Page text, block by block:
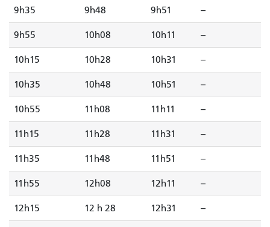
9h35 9h48 9h51 --
9h55 10h08 10h11 --
10h15 10h28 10h31 --
10h35 10h48 10h51 --
10h55 11h08 11h11 --
11h15 11h28 11h31 --
11h35 11h48 11h51 --
11h55 12h08 12h11 --
12h15 12 h 28 12h31 --